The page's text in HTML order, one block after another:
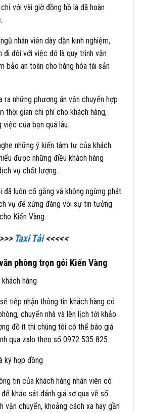
với vài giờ đồng hồ là đã hoàn
nhân viên dày dặn kinh nghiệm,
đôi với việc đó là quy trình vận
bảo an toàn cho hàng hóa tài sản
ra những phương án vận chuyển hợp
thời gian chi phí cho khách hàng,
của bạn quá lâu.
những ý kiến tâm tư của khách
được những điều khách hàng
vụ chất lượng.
đã luôn cố gắng và không ngừng phát
vụ để xứng đáng vời sự tin tưởng
Kiến Vàng.
Taxi Tải<<<<<
phòng trọn gói Kiến Vàng
hàng
tiếp nhận thông tin khách hàng có
chuyển nhà và lên lịch tới khảo
đồ ít thì chúng tôi có thể báo giá
qua zalo theo số 0972 535 825.
ký hợp đồng
tin của khách hàng nhân viên có
khảo sát đánh giá sơ qua về số
vận chuyển, khoảng cách xa hay gần